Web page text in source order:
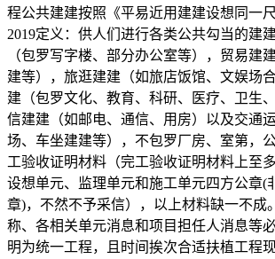
程公共建建按照《平易近用建建设想同一
2019定义：供人们进行各类公共勾当的建
（包罗写字楼、部分办公室等），贸易建
建等），旅逛建建（如旅店饭馆、文娱场
建（包罗文化、教育、科研、医疗、卫生
信建建（如邮电、通信、用房）以及交通
场、车坐建建等），不包罗厂房、室第，
工验收证明材料（完工验收证明材料上至
设想单元、监理单元和施工单元四方公章(
章)，不然不予采信），以上材料缺一不成
称、各相关单元消息和项目担任人消息等
明为统一工程，且时间挨次合适扶植工程